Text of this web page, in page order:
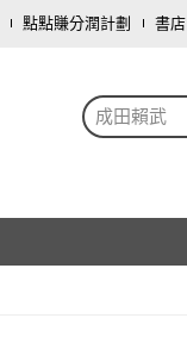
點點賺分潤計劃 書店
成田賴武